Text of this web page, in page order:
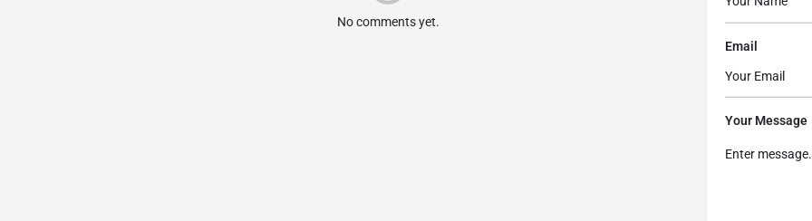
No comments yet.
Email
Your Message